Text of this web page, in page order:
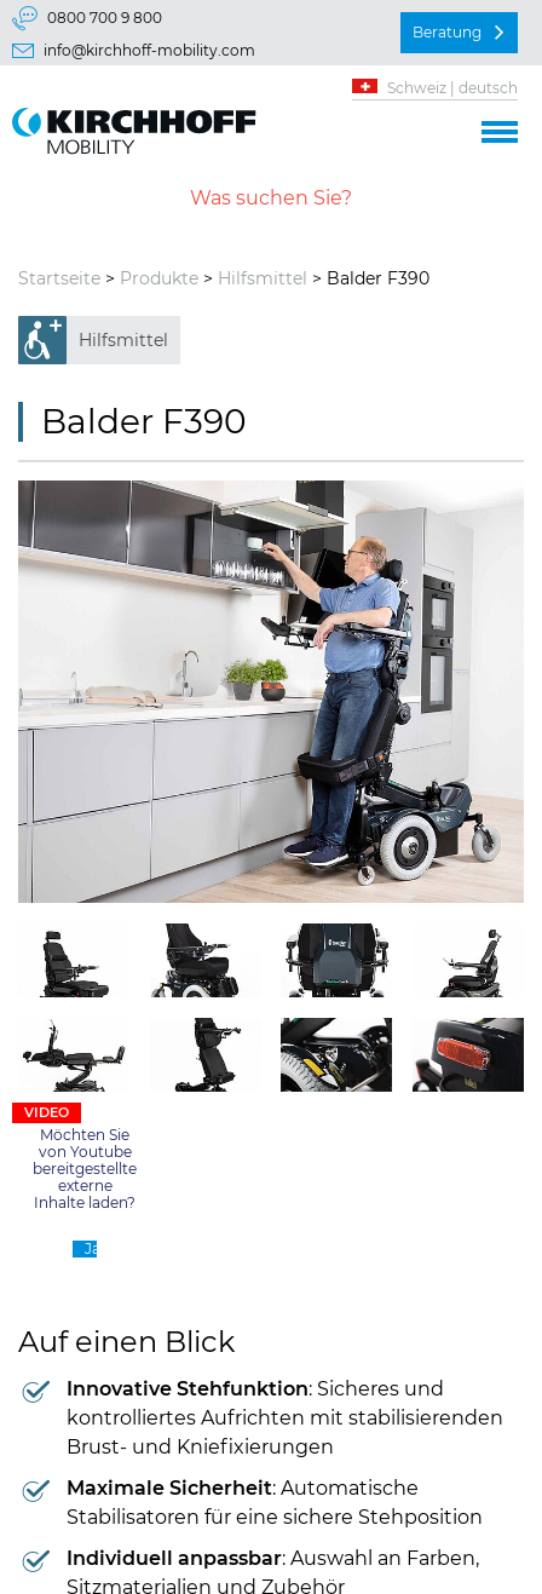
Springe direkt zu:
Hauptmenü
0800 700 9 800
info@kirchhoff-mobility.com
Beratung
Schweiz | deutsch
Startseite > Produkte > Hilfsmittel > Balder F390
Hilfsmittel
Balder F390
Möchten Sie
von Youtube
bereitgestellte
externe
Inhalte laden?
Ja
Auf einen Blick
Innovative Stehfunktion: Sicheres und
kontrolliertes Aufrichten mit stabilisierenden
Brust- und Kniefixierungen
Maximale Sicherheit: Automatische
Stabilisatoren für eine sichere Stehposition
Individuell anpassbar: Auswahl an Farben,
Sitzmaterialien und Zubehör